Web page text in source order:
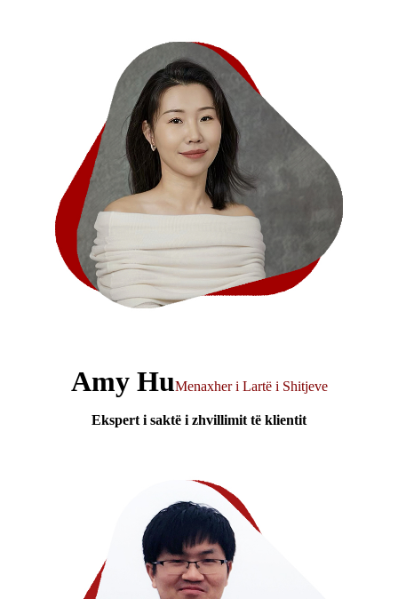
Amy HuMenaxher i Lartë i Shitjeve
Ekspert i saktë i zhvillimit të klientit